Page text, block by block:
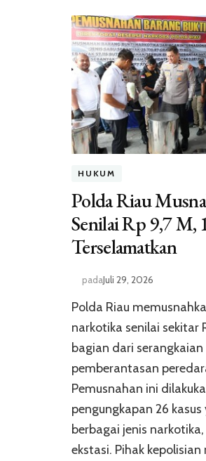
HUKUM
Polda Riau
Senilai Rp 9,7 M,
Terselamatkan
padaJuli 29, 2026
Polda Riau
narkotika senilai sekitar
bagian dari serangkaian
pemberantasan
Pemusnahan ini
pengungkapan 26
berbagai jenis
ekstasi. Pihak